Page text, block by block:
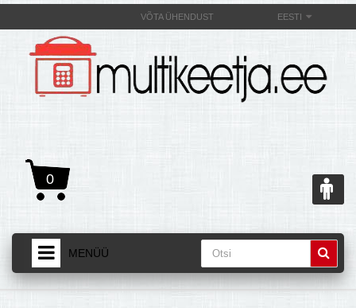
EESTI
VÕTA ÜHENDUST
0
MENÜÜ